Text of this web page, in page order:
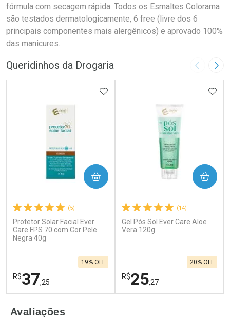
fórmula com secagem rápida. Todos os Esmaltes Colorama
são testados dermatologicamente, 6 free (livre dos 6
principais componentes mais alergênicos) e aprovado 100%
das manicures.
Queridinhos da Drogaria Imagem
(5)
Protetor Solar Facial Ever
Care FPS 70 com Cor Pele
Negra 40g
R$37,25
19% OFF
ADICIONAR AOS FAVORITOS
COMPRAR
(14)
Gel Pós Sol Ever Care Aloe
Vera 120g
R$25,27
20% OFF
COMPRAR
Avaliações